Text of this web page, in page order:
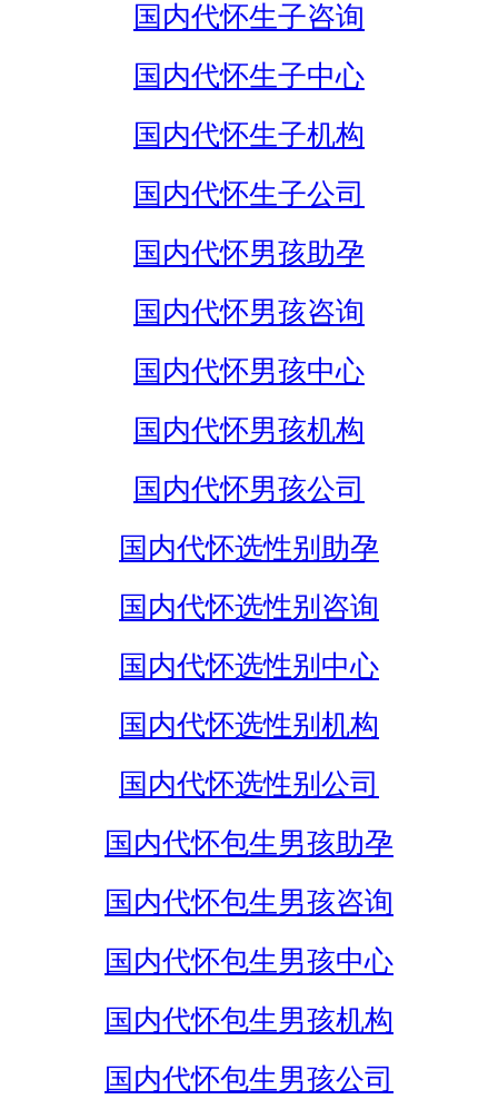
国内代怀生子咨询
国内代怀生子中心
国内代怀生子机构
国内代怀生子公司
国内代怀男孩助孕
国内代怀男孩咨询
国内代怀男孩中心
国内代怀男孩机构
国内代怀男孩公司
国内代怀选性别助孕
国内代怀选性别咨询
国内代怀选性别中心
国内代怀选性别机构
国内代怀选性别公司
国内代怀包生男孩助孕
国内代怀包生男孩咨询
国内代怀包生男孩中心
国内代怀包生男孩机构
国内代怀包生男孩公司